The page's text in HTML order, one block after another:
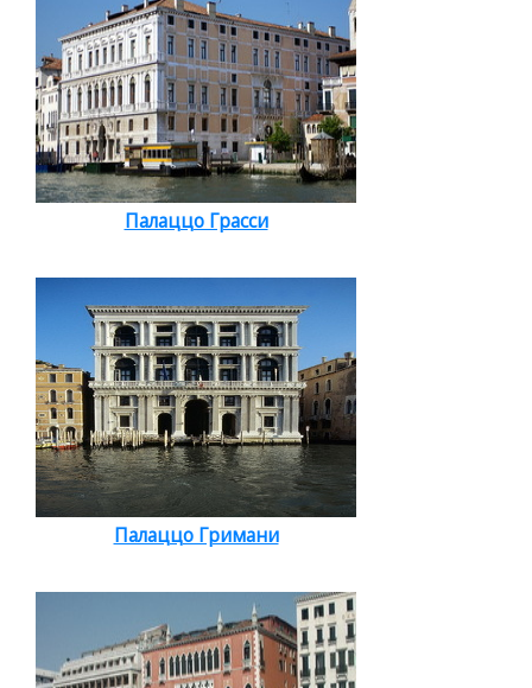
Палаццо Грасси
Палаццо Гримани